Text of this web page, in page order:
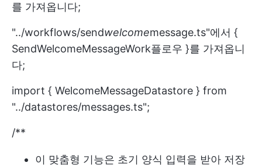
를 가져옵니다;
"../workflows/sendwelcomemessage.ts"에서 {
SendWelcomeMessageWork플로우 }를 가져옵니
다;
import { WelcomeMessageDatastore } from
"../datastores/messages.ts";
/**
이 맞춤형 기능은 초기 양식 입력을 받아 저장